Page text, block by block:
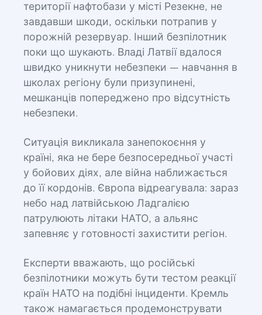
території нафтобази у місті Резекне, не
завдавши шкоди, оскільки потрапив у
порожній резервуар. Інший безпілотник
поки що шукають. Владі Латвії вдалося
швидко уникнути небезпеки — навчання в
школах регіону були призупинені,
мешканців попереджено про відсутність
небезпеки.
Ситуація викликала занепокоєння у
країні, яка не бере безпосередньої участі
у бойових діях, але війна наближається
до її кордонів. Європа відреагувала: зараз
небо над латвійською Ладгалією
патрулюють літаки НАТО, а альянс
запевняє у готовності захистити регіон.
Експерти вважають, що російські
безпілотники можуть бути тестом реакції
країн НАТО на подібні інциденти. Кремль
також намагається продемонструвати